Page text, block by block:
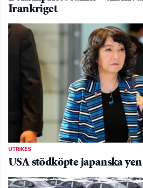
Irankriget
UTRIKES
USA stödköpte japanska yen